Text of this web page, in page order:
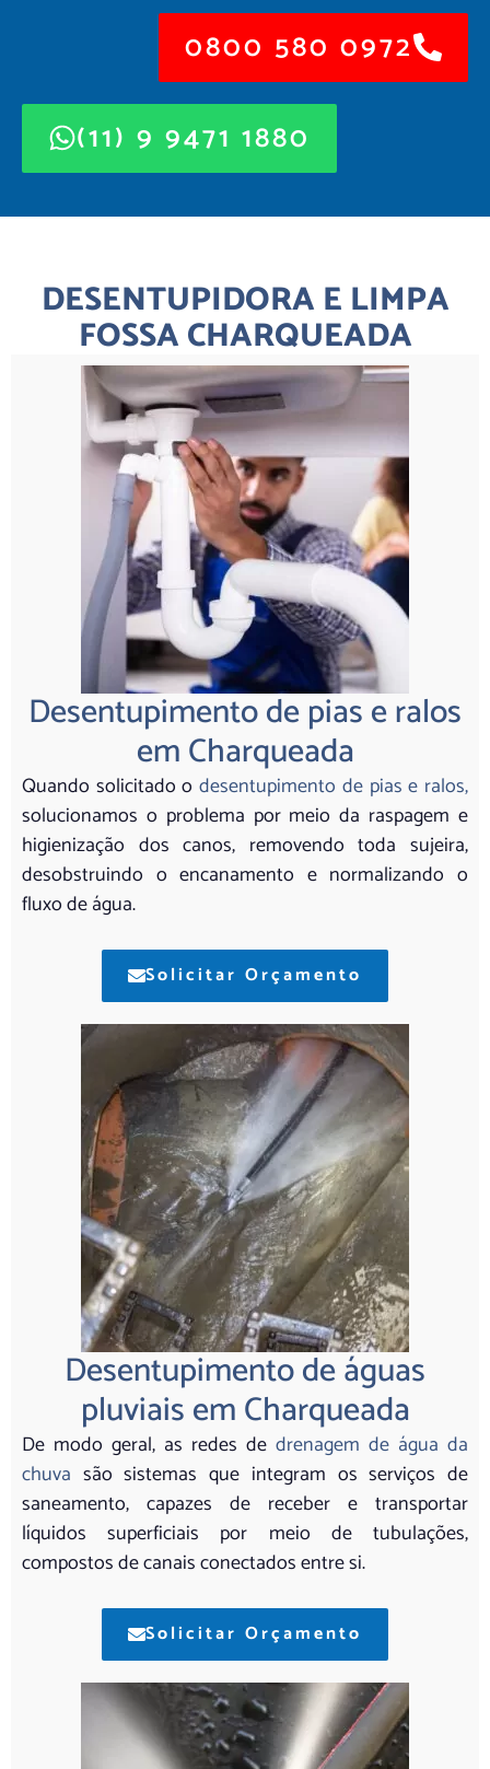
0800 580 0972
(11) 9 9471 1880
DESENTUPIDORA E LIMPA
FOSSA CHARQUEADA
Desentupimento de pias e ralos
em Charqueada
Quando solicitado odesentupimento de pias e ralos,
solucionamos o problema por meio da raspagem e
higienização dos canos, removendo toda sujeira,
desobstruindo o encanamento e normalizando o
fluxo de água.
Solicitar Orçamento
Desentupimento de águas
pluviais em Charqueada
De modo geral, as redes de drenagem de água da
chuva são sistemas que integram os serviços de
saneamento, capazes de receber e transportar
líquidos superficiais por meio de tubulações,
compostos de canais conectados entre si.
Solicitar Orçamento